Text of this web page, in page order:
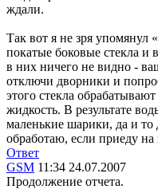
ждали.
Так вот я не зря упомянул
покатые боковые стекла и
в них ничего не видно -
отключи дворники и
этого стекла
жидкость. В результате
маленькие шарики, да и
обработаю, если приеду
Ответ
GSM 11:34 24.07.2007
Продолжение отчета.